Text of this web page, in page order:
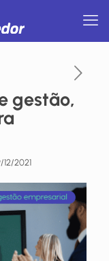
gestão,
12/2021